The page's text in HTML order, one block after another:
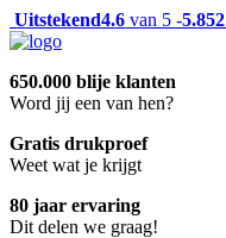
Uitstekend4.6 van 5 -5.852
650.000 blije klanten
Word jij een van hen?
Gratis drukproef
Weet wat je krijgt
80 jaar ervaring
Dit delen we graag!